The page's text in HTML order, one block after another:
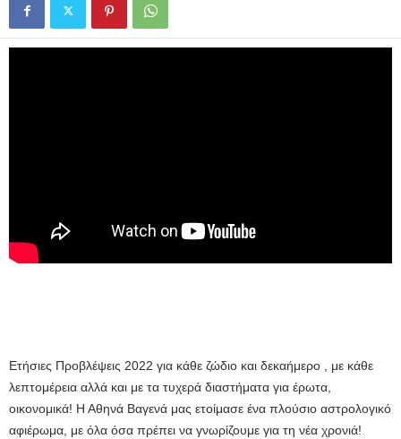
Ετήσιες Προβλέψεις 2022 για κάθε ζώδιο και δεκαήμερο , με κάθε
λεπτομέρεια αλλά και με τα τυχερά διαστήματα για έρωτα,
οικονομικά! Η Αθηνά Βαγενά μας ετοίμασε ένα πλούσιο αστρολογικό
αφιέρωμα, με όλα όσα πρέπει να γνωρίζουμε για τη νέα χρονιά!